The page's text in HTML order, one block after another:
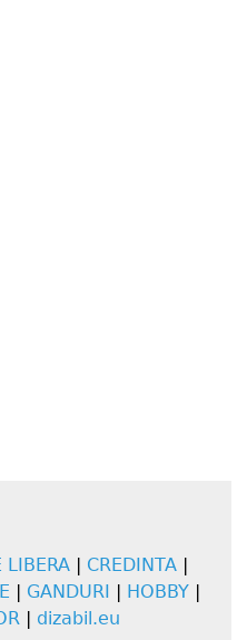
LIBERA| CREDINTA|
| GANDURI | HOBBY |
| dizabil.eu